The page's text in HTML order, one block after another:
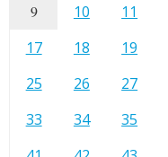
9 10 11
17
18 19
25
26 27
33
34 35